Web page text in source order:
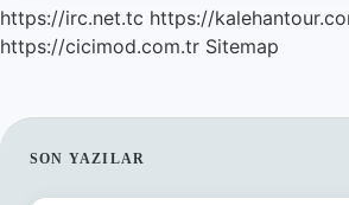
https://irc.net.tc https://
https://cicimod.com.tr Sitemap
SIDEBAR
SON YAZILAR